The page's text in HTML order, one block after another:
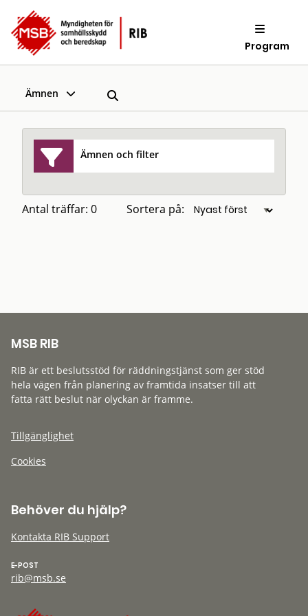
Program
Ämnen
Ämnen och filter
Antal träffar: 0 Sortera på:
MSB RIB
RIB är ett beslutsstöd för räddningstjänst som ger stöd
hela vägen från planering av framtida insatser till att
fatta rätt beslut när olyckan är framme.
Tillgänglighet
Cookies
Behöver du hjälp?
Kontakta RIB Support
E-POST
rib@msb.se